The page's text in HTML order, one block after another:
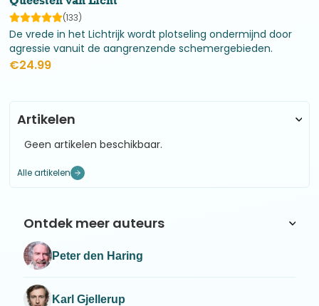
(133)
De vrede in het Lichtrijk wordt plotseling ondermijnd door
agressie vanuit de aangrenzende schemergebieden.
Verschillende lichtstrijders worden op pad gestuurd naar
€24.99
Artikelen
Geen artikelen beschikbaar.
Alle artikelen
Ontdek meer auteurs
Peter den Haring
Karl Gjellerup